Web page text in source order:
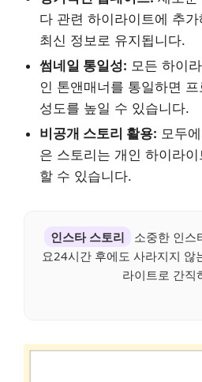
다 관련 하이라이트에 추
최신 정보로 유지됩니다.
썸네일 통일성: 모든 하이
인 톤앤매너를 통일하면
성도를 높일 수 있습니다.
비공개 스토리 활용: 모두
은 스토리는 개인 하이라
할 수 있습니다.
인스타 스토리
소중한 인스
요24시간 후에도 사라지지 않
라이트로 간직